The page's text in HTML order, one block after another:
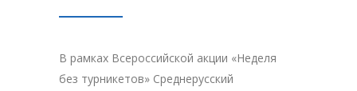
В рамках Всероссийской акции «Неделя
без турникетов» Среднерусский